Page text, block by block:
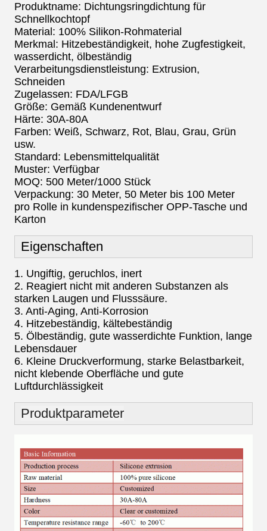
Produktname: Dichtungsringdichtung für
Schnellkochtopf
Material: 100% Silikon-Rohmaterial
Merkmal: Hitzebeständigkeit, hohe Zugfestigkeit,
wasserdicht, ölbeständig
Verarbeitungsdienstleistung: Extrusion,
Schneiden
Zugelassen: FDA/LFGB
Größe: Gemäß Kundenentwurf
Härte: 30A-80A
Farben: Weiß, Schwarz, Rot, Blau, Grau, Grün
usw.
Standard: Lebensmittelqualität
Muster: Verfügbar
MOQ: 500 Meter/1000 Stück
Verpackung: 30 Meter, 50 Meter bis 100 Meter
pro Rolle in kundenspezifischer OPP-Tasche und
Karton
Eigenschaften
1. Ungiftig, geruchlos, inert
2. Reagiert nicht mit anderen Substanzen als
starken Laugen und Flusssäure.
3. Anti-Aging, Anti-Korrosion
4. Hitzebeständig, kältebeständig
5. Ölbeständig, gute wasserdichte Funktion, lange
Lebensdauer
6. Kleine Druckverformung, starke Belastbarkeit,
nicht klebende Oberfläche und gute
Luftdurchlässigkeit
Produktparameter